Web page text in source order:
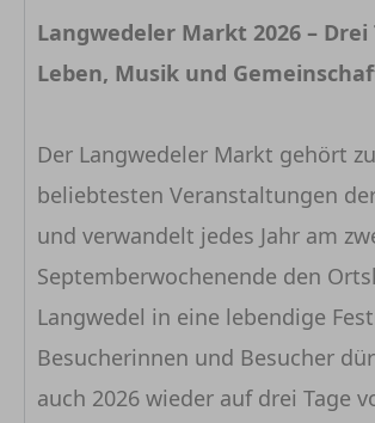
Langwedeler Markt 2026 – Drei
Leben, Musik und
Der Langwedeler Markt gehört
beliebtesten Veranstaltungen
und verwandelt jedes Jahr am
Septemberwochenende den
Langwedel in eine lebendige
Besucherinnen und Besucher
auch 2026 wieder auf drei Tage